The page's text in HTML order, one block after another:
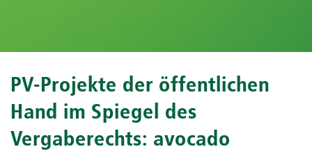
PV-Projekte der öffentlichen
Hand im Spiegel des
Vergaberechts: avocado